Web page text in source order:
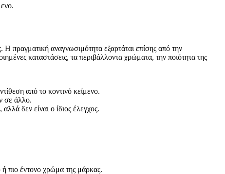
Η πραγματική αναγνωσιμότητα εξαρτάται επίσης από την
καταστάσεις, τα περιβάλλοντα χρώματα, την ποιότητα της
από το κοντινό κείμενο.
σε άλλο.
δεν είναι ο ίδιος έλεγχος.
πιο έντονο χρώμα της μάρκας.